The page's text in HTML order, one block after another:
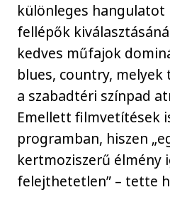
különleges hangulatot
fellépők
kedves műfajok
blues, country,
a szabadtéri színpad
Emellett filmvetítések
programban, hiszen
kertmoziszerű élmény
felejthetetlen” – tette